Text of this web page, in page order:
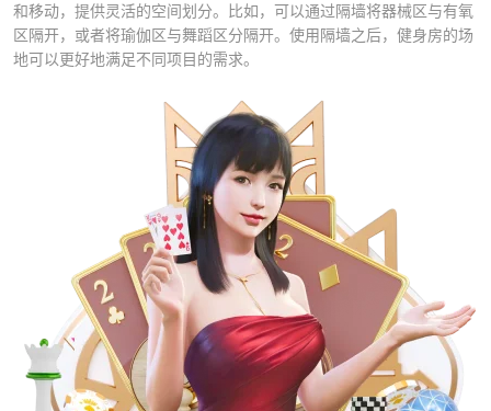
和移动，提供灵活的空间划分。比如，可以通过隔墙将器械区与有氧
区隔开，或者将瑜伽区与舞蹈区分隔开。使用隔墙之后，健身房的场
地可以更好地满足不同项目的需求。